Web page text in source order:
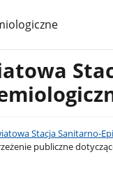
Stacja Sanitarno-
publiczne